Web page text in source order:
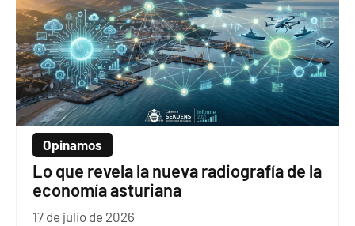
Opinamos
Lo que revela la nueva radiografía de la
economía asturiana
17 de julio de 2026